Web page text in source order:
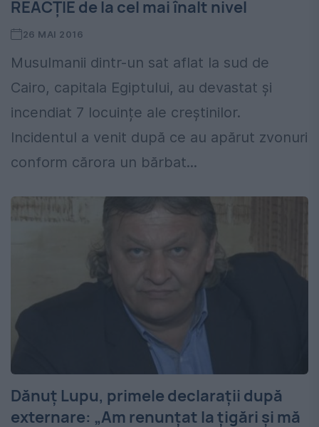
REACȚIE de la cel mai înalt nivel
26 MAI 2016
Musulmanii dintr-un sat aflat la sud de
Cairo, capitala Egiptului, au devastat și
incendiat 7 locuințe ale creștinilor.
Incidentul a venit după ce au apărut zvonuri
conform cărora un bărbat...
Dănuț Lupu, primele declarații după
externare: „Am renunțat la țigări și mă